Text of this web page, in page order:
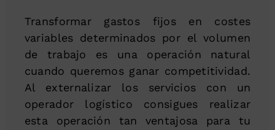
Transformar gastos fijos en costes
variables determinados por el volumen
de trabajo es una operación natural
cuando queremos ganar competitividad.
Al externalizar los servicios con un
operador logístico consigues realizar
esta operación tan ventajosa para tu